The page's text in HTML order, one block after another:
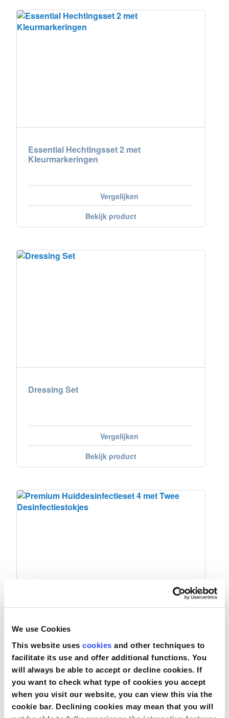
We use Cookies
This website uses cookies and other techniques to
facilitate its use and offer additional functions. You
will always be able to accept or decline cookies. If
you want to check what type of cookies you accept
when you visit our website, you can view this via the
cookie bar. Declining cookies may mean that you will
Essential Hechtingsset 2 met
Kleurmarkeringen
Vergelijken
Bekijk product
Dressing Set
Vergelijken
Bekijk product
Premium Huiddesinfectieset 4 met Twee
Vergelijken
Bekijk product